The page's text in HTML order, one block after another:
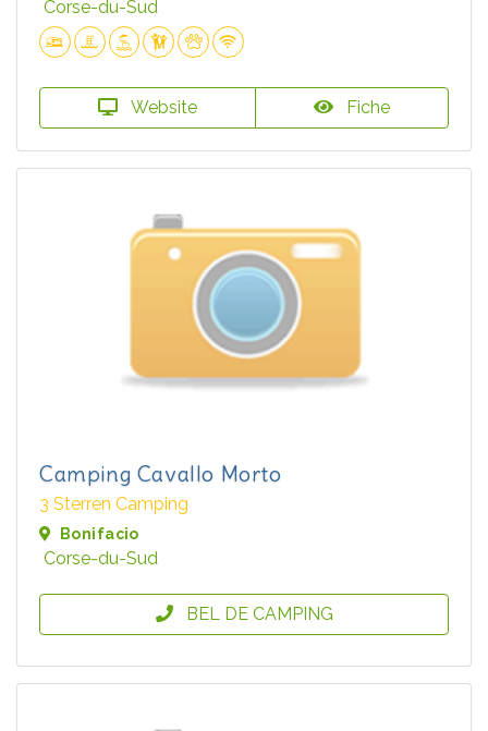
Corse-du-Sud
Website Fiche
Camping Cavallo Morto
3 Sterren Camping
Bonifacio
Corse-du-Sud
BEL DE CAMPING